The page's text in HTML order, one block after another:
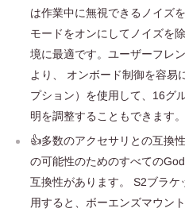
は作業中に無視できるノイズ
モードをオンにしてノイズを
境に最適です。ユーザーフレ
より、 オンボード制御を容易
プション）を使用して、16グ
明を調整することもできます。
👍多数のアクセサリとの互換
の可能性のためのすべての
互換性があります。 S2ブラ
用すると、ボーエンズマウン